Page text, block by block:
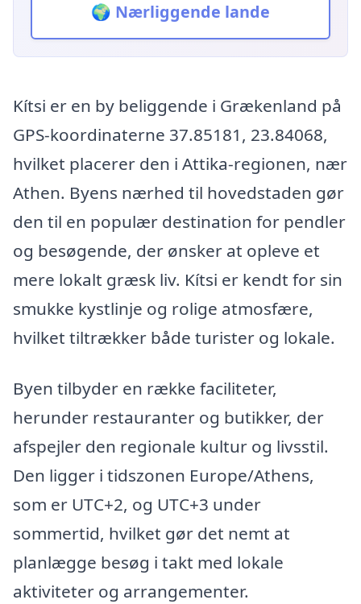
🌍 Nærliggende lande
Kítsi er en by beliggende i Grækenland på
GPS-koordinaterne 37.85181, 23.84068,
hvilket placerer den i Attika-regionen, nær
Athen. Byens nærhed til hovedstaden gør
den til en populær destination for pendler
og besøgende, der ønsker at opleve et
mere lokalt græsk liv. Kítsi er kendt for sin
smukke kystlinje og rolige atmosfære,
hvilket tiltrækker både turister og lokale.
Byen tilbyder en række faciliteter,
herunder restauranter og butikker, der
afspejler den regionale kultur og livsstil.
Den ligger i tidszonen Europe/Athens,
som er UTC+2, og UTC+3 under
sommertid, hvilket gør det nemt at
planlægge besøg i takt med lokale
aktiviteter og arrangementer.